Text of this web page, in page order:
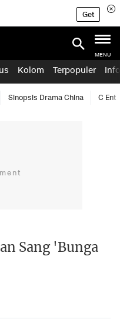
Get
MENU
Kolom Terpopuler
Sinopsis Drama China C Ent
Sang 'Bunga